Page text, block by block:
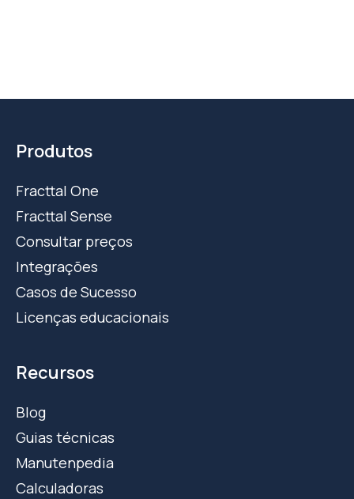
Produtos
Fracttal One
Fracttal Sense
Consultar preços
Integrações
Casos de Sucesso
Licenças educacionais
Recursos
Blog
Guias técnicas
Manutenpedia
Calculadoras